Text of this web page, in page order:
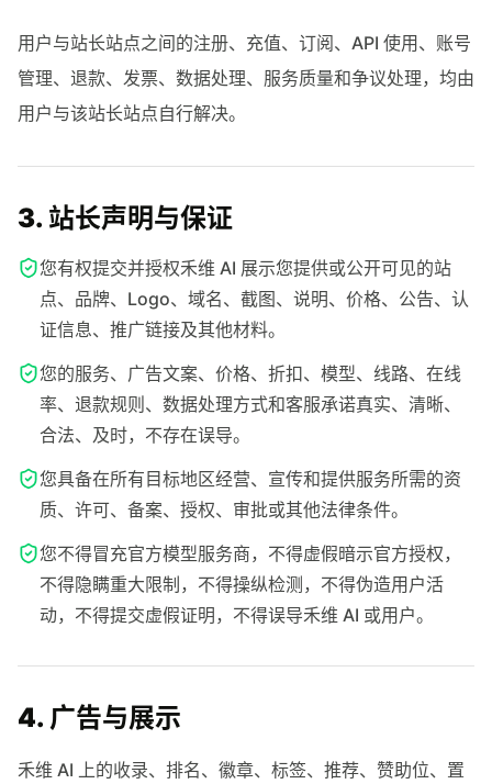
用户与站长站点之间的注册、充值、订阅、API 使用、账号
管理、退款、发票、数据处理、服务质量和争议处理，均由
用户与该站长站点自行解决。
3. 站长声明与保证
您有权提交并授权禾维 AI 展示您提供或公开可见的站
点、品牌、Logo、域名、截图、说明、价格、公告、认
证信息、推广链接及其他材料。
您的服务、广告文案、价格、折扣、模型、线路、在线
率、退款规则、数据处理方式和客服承诺真实、清晰、
合法、及时，不存在误导。
您具备在所有目标地区经营、宣传和提供服务所需的资
质、许可、备案、授权、审批或其他法律条件。
您不得冒充官方模型服务商，不得虚假暗示官方授权，
不得隐瞒重大限制，不得操纵检测，不得伪造用户活
动，不得提交虚假证明，不得误导禾维 AI 或用户。
4. 广告与展示
禾维 AI 上的收录、排名、徽章、标签、推荐、赞助位、置